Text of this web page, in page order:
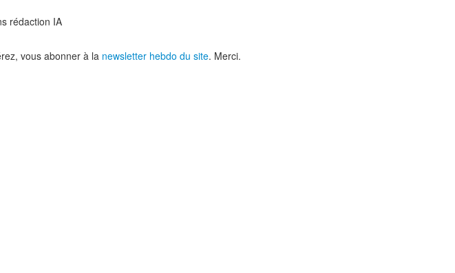
vous abonner à la newsletter hebdo du site. Merci.